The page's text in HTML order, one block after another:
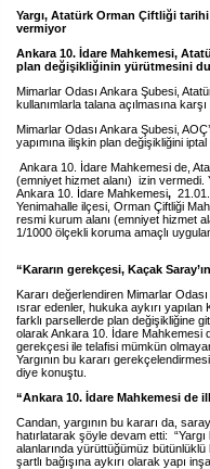
Yargı, Atatürk Orman Çiftliği
vermiyor
Ankara 10. İdare Mahkemesi,
plan değişikliğinin yürütmesini
Mimarlar Odası Ankara Şubesi,
kullanımlarla talana açılmasına
Mimarlar Odası Ankara Şubesi,
yapımına ilişkin plan değişikliğini iptal
Ankara 10. İdare Mahkemesi de,
(emniyet hizmet alanı) izin vermedi.
Ankara 10. İdare Mahkemesi,
Yenimahalle ilçesi, Orman Çiftliği
resmi kurum alanı (emniyet hizmet
1/1000 ölçekli koruma amaçlı
“Kararın gerekçesi, Kaçak
Kararı değerlendiren Mimarlar
ısrar edenler, hukuka aykırı
farklı parsellerde plan değişikliğine
olarak Ankara 10. İdare Mahkemesi
gerekçesi ile telafisi mümkün
Yargının bu kararı
diye konuştu.
“Ankara 10. İdare Mahkemesi de
Candan, yargının bu kararı da,
hatırlatarak şöyle devam etti:
alanlarında yürüttüğümüz bütünlüklü
şartlı bağışına aykırı olarak yapı